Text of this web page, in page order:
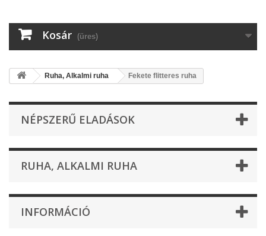
Kosár (üres)
Ruha, Alkalmi ruha Fekete flitteres ruha
NÉPSZERŰ ELADÁSOK
RUHA, ALKALMI RUHA
INFORMÁCIÓ